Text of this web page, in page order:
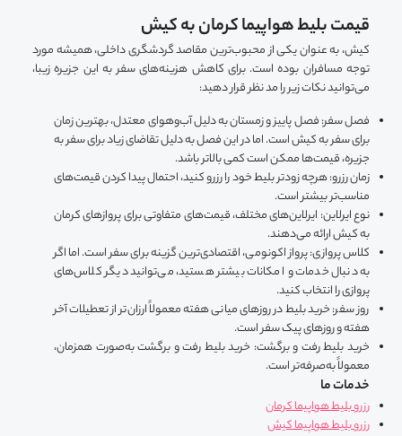
قیمت بلیط هواپیما کرمان به کیش
کیش، به عنوان یکی از محبوب‌ترین مقاصد گردشگری داخلی، همیشه مورد
توجه مسافران بوده است. برای کاهش هزینه‌های سفر به این جزیره زیبا،
می‌توانید نکات زیر را مد نظر قرار دهید:
فصل سفر: فصل پاییز و زمستان به دلیل آب‌وهوای معتدل، بهترین زمان
برای سفر به کیش است. اما در این فصل به دلیل تقاضای زیاد برای سفر به
جزیره، قیمت‌ها ممکن است کمی بالاتر باشد.
زمان رزرو: هرچه زودتر بلیط خود را رزرو کنید، احتمال پیدا کردن قیمت‌های
مناسب‌تر بیشتر است.
نوع ایرلاین: ایرلاین‌های مختلف، قیمت‌های متفاوتی برای پروازهای کرمان
به کیش ارائه می‌دهند.
کلاس پروازی: پرواز اکونومی، اقتصادی‌ترین گزینه برای سفر است. اما اگر
به دنبال خدمات و امکانات بیشتر هستید، می‌توانید دیگر کلاس‌های
پروازی را انتخاب کنید.
روز سفر: خرید بلیط در روزهای میانی هفته معمولاً ارزان‌تر از تعطیلات آخر
هفته و روزهای پیک سفر است.
خرید بلیط رفت و برگشت: خرید بلیط رفت و برگشت به‌صورت همزمان،
معمولاً به‌صرفه‌تر است.
خدمات ما
رزرو بلیط هواپیما کرمان
رزرو بلیط هواپیما کیش